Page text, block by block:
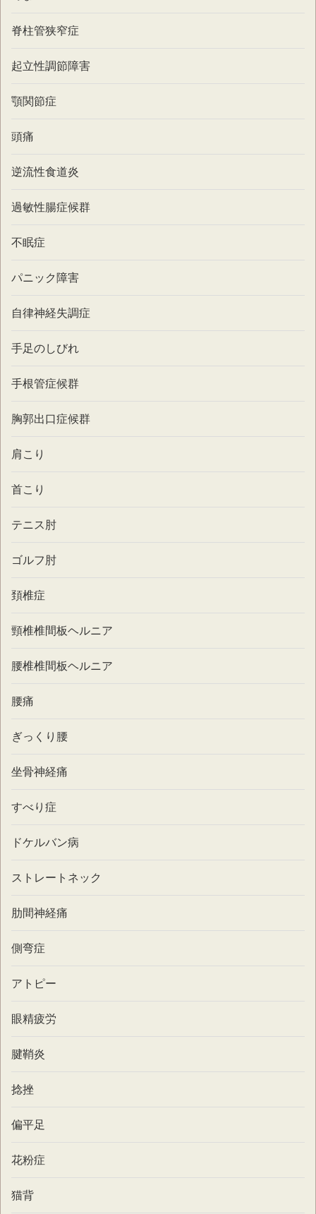
脊柱管狭窄症
起立性調節障害
顎関節症
頭痛
逆流性食道炎
過敏性腸症候群
不眠症
パニック障害
自律神経失調症
手足のしびれ
手根管症候群
胸郭出口症候群
肩こり
首こり
テニス肘
ゴルフ肘
頚椎症
頸椎椎間板ヘルニア
腰椎椎間板ヘルニア
腰痛
ぎっくり腰
坐骨神経痛
すべり症
ドケルバン病
ストレートネック
肋間神経痛
側弯症
アトピー
眼精疲労
腱鞘炎
捻挫
偏平足
花粉症
猫背